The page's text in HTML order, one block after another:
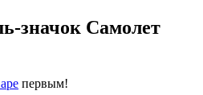
значок Самолет
первым!